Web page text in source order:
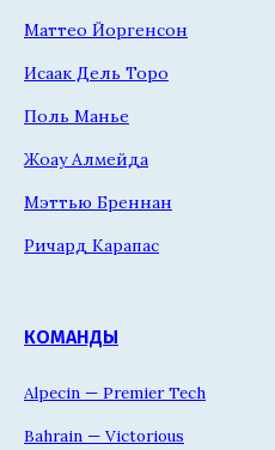
Маттео Йоргенсон
Исаак Дель Торо
Поль Манье
Жоау Алмейда
Мэттью Бреннан
Ричард Карапас
КОМАНДЫ
Alpecin — Premier Tech
Bahrain — Victorious